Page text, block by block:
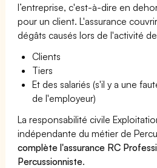
l’entreprise, c'est-à-dire en
pour un client. L'assurance
dégâts causés lors de l'activité
Clients
Tiers
Et des salariés (s'il y a une
de l'employeur)
La responsabilité civile
indépendante du métier de
complète l'assurance RC
Percussionniste.